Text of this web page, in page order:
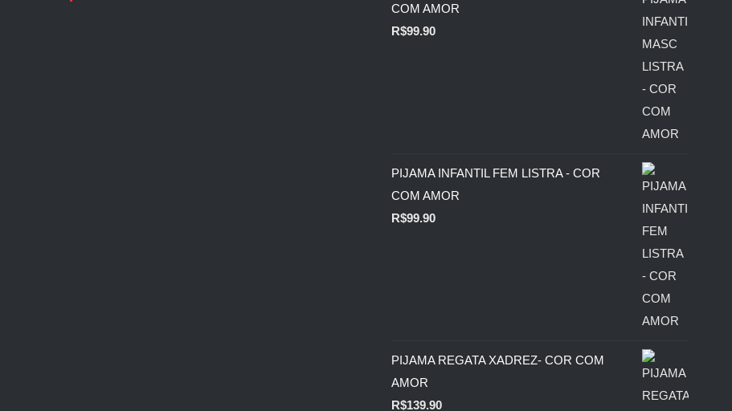
COM AMOR
R$99.90
PIJAMA INFANTIL FEM LISTRA - COR
COM AMOR
R$99.90
PIJAMA REGATA XADREZ- COR COM
AMOR
R$139.90